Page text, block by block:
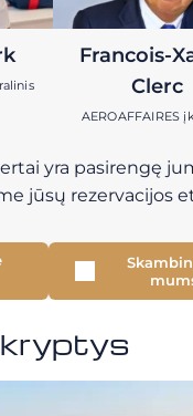
Francois-
Clerc
AEROAFFAIRES
yra pasirengę
jūsų rezervacijos
kryptys